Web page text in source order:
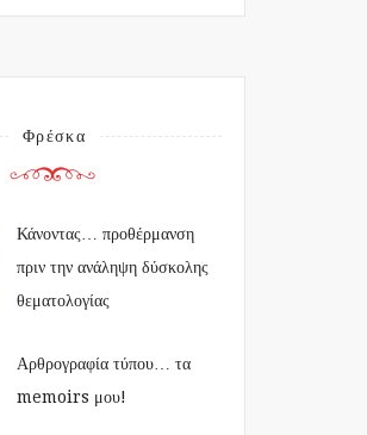
Φρέσκα
Κάνοντας… προθέρμανση
πριν την ανάληψη δύσκολης
θεματολογίας
Αρθρογραφία τύπου… τα
memoirs μου!